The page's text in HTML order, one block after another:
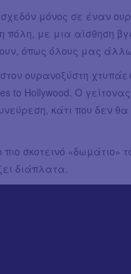
μόνος σε έναν
πόλη, με μια αίσθηση
όπως όλους μας
ουρανοξύστη
to Hollywood. Ο
κάτι που δεν
σκοτεινό «δωμάτιο»
διάπλατα.